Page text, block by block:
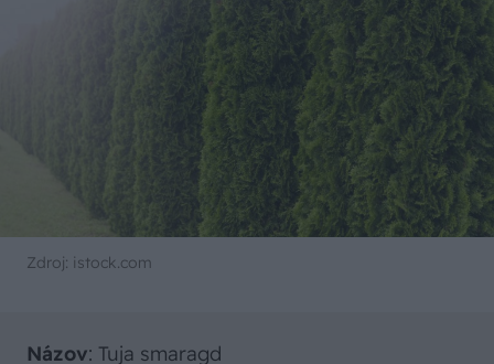
Zdroj: istock.com
Názov: Tuja smaragd